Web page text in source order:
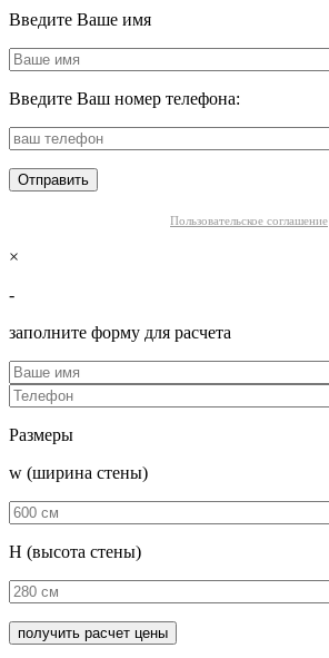
Введите Ваше имя
Введите Ваш номер телефона:
Пользовательское соглашение
×
-
заполните форму для расчета
Размеры
w (ширина стены)
H (высота стены)